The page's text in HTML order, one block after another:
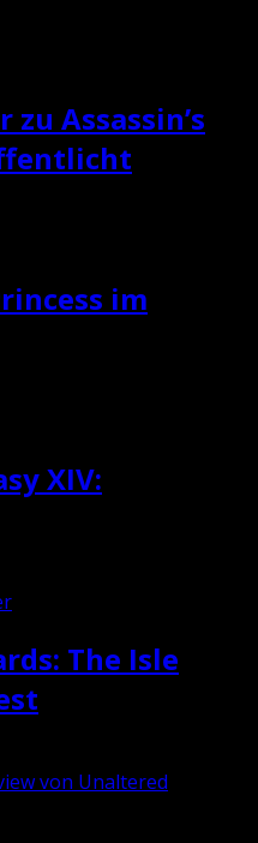
Assassin’s
im
XIV:
The Isle